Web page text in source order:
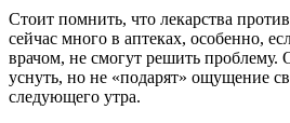
Стоит помнить, что лекарства
сейчас много в аптеках, особенно,
врачом, не смогут решить проблему.
уснуть, но не «подарят» ощущение
следующего утра.